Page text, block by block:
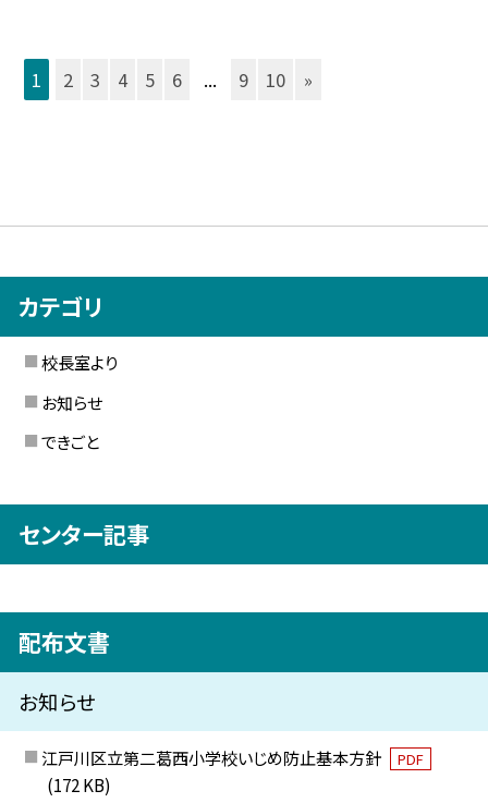
1 2 3 4 5 6 ... 9 10 »
カテゴリ
校長室より
お知らせ
できごと
センター記事
配布文書
お知らせ
江戸川区立第二葛西小学校いじめ防止基本方針 PDF
(172 KB)